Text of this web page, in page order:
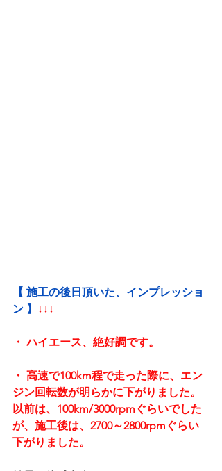
【 施工の後日頂いた、インプレッショ
ン 】
↓↓↓
・ ハイエース、絶好調です。
・ 高速で100km程で走った際に、エン
ジン回転数が明らかに下がりました。
以前は、100km/3000rpmぐらいでした
が、施工後は、2700～2800rpmぐらい
下がりました。